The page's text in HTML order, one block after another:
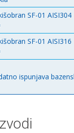
SF-01 AISI304
SF-01 AISI316
ispunjava